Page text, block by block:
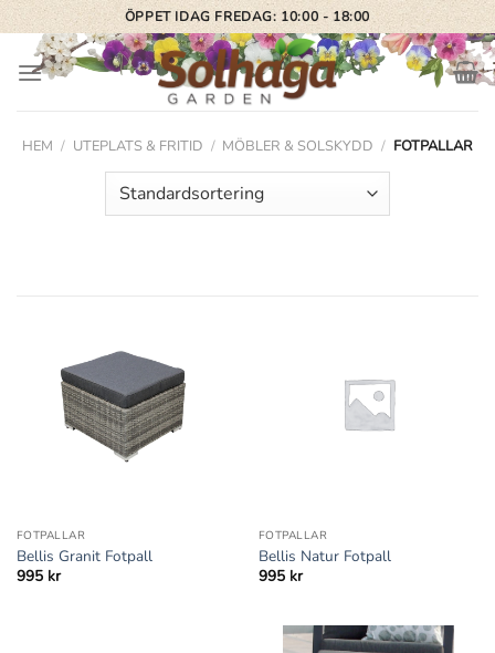
Skip
to
content
ÖPPET IDAG FREDAG: 10:00 - 18:00
HEM / UTEPLATS & FRITID / MÖBLER & SOLSKYDD / FOTPALLAR
FOTPALLAR
Bellis Granit Fotpall
995 kr
FOTPALLAR
Bellis Natur Fotpall
995 kr